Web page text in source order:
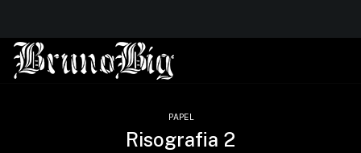
PAPEL
Risografia 2